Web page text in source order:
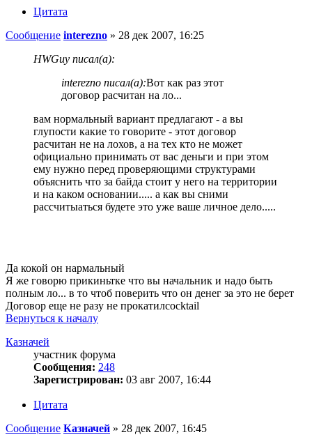
Цитата
Сообщение interezno » 28 дек 2007, 16:25
HWGuy писал(а):
interezno писал(а):Вот как раз этот
договор расчитан на ло...
вам нормальный вариант предлагают - а вы
глупости какие то говорите - этот договор
расчитан не на лохов, а на тех кто не может
официально принимать от вас деньги и при этом
ему нужно перед проверяющими структурами
объяснить что за байда стоит у него на территории
и на каком основании..... а как вы сними
рассчитыаться будете это уже ваше личное дело.....
Да кокой он нармальный
Я же говорю прикиньтке что вы начальник и надо быть
полным ло... в то чтоб поверить что он денег за это не берет
Договор еще не разу не прокатилcocktail
Вернуться к началу
Казначей
участник форума
Сообщения: 248
Зарегистрирован: 03 авг 2007, 16:44
Цитата
Сообщение Казначей » 28 дек 2007, 16:45